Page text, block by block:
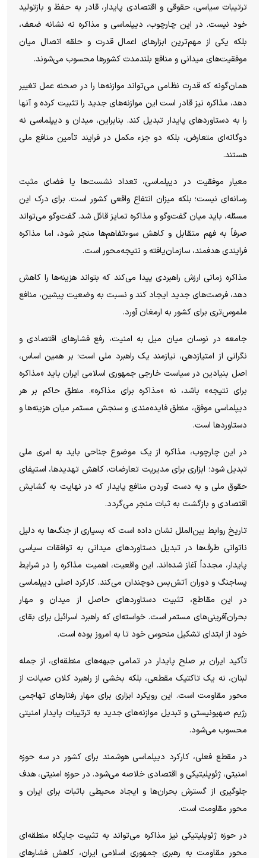
ترتیبات سیاسی، حقوقی و اقتصادی پایدار، قادر به حفظ و بازتولید
خود نیست. در این چارچوب، دیپلماسی و مذاکره نه نشانه ضعف،
بلکه یکی از مهم‌ترین ابزار‌های اعمال قدرت و حلقه اتصال میان
موفقیت‌های میدانی و منافع بلندمدت کشور‌ها محسوب می‌شوند.
همان‌گونه که قدرت نظامی می‌تواند موازنه‌ها را در صحنه عمل تغییر
دهد، مذاکره نیز قادر است این موازنه‌های جدید را تثبیت کرده و آنها
را به دستاورد‌های پایدار تبدیل کند. بنابراین، میدان و دیپلماسی نه
دوگانه‌ای متعارض، بلکه دو جزء مکمل در فرایند تأمین منافع ملی
هستند.
معیار موفقیت در دیپلماسی، تعداد نشست‌ها یا فضای مثبت
رسانه‌ای نیست؛ بلکه میزان انتفاع واقعی کشور است. برای درک این
مسئله، باید میان گفت‌و‌گو و مذاکره تمایز قائل شد. گفت‌و‌گو می‌تواند
صرفاً به فهم متقابل و کاهش سوءتفاهم‌ها منجر شود، اما مذاکره
فرایندی هدفمند، سازمان‌یافته و نتیجه‌محور است.
مذاکره زمانی ارزش راهبردی پیدا می‌کند که بتواند هزینه‌ها را کاهش
دهد، فرصت‌های جدید ایجاد کند و نسبت به وضعیت پیشین، منافع
ملموس‌تری برای کشور به ارمغان آورد.
جامعه در نوسان میان میل به امنیت، رفع فشار‌های اقتصادی و
نگرانی از امتیازدهی، نیازمند یک راهبرد ملی است؛ بر همین اساس،
اصل بنیادین در سیاست خارجی جمهوری اسلامی ایران باید «مذاکره
برای نتیجه» باشد، نه «مذاکره برای مذاکره». منطق حاکم بر هر
دیپلماسی موفق، منطق فایده‌مندی و سنجش مستمر میان هزینه‌ها و
دستاورد‌ها است.
در این چارچوب، مذاکره از یک موضوع جناحی باید به امری ملی
تبدیل شود؛ ابزاری برای مدیریت تعارضات، کاهش تهدیدها، استیفای
حقوق ملی و به دست آوردن منافع پایدار که در نهایت به گشایش
اقتصادی و بازگشت به ثبات منجر می‌گردد.
تاریخ روابط بین‌الملل نشان داده است که بسیاری از جنگ‌ها به دلیل
ناتوانی طرف‌ها در تبدیل دستاورد‌های میدانی به توافقات سیاسی
پایدار، مجدداً آغاز شده‌اند. این واقعیت، اهمیت مذاکره را در شرایط
پساجنگ و دوران آتش‌بس دوچندان می‌کند. کارکرد اصلی دیپلماسی
در این مقاطع، تثبیت دستاورد‌های حاصل از میدان و مهار
بحران‌آفرینی‌های مستمر است. خواسته‌ای که راهبرد اسرائیل برای بقای
خود از ابتدای تشکیل منحوس خود تا به امروز بوده است.
تأکید ایران بر صلح پایدار در تمامی جبهه‌های منطقه‌ای، از جمله
لبنان، نه یک تاکتیک مقطعی، بلکه بخشی از راهبرد کلان صیانت از
محور مقاومت است. این رویکرد ابزاری برای مهار رفتار‌های تهاجمی
رژیم صهیونیستی و تبدیل موازنه‌های جدید به ترتیبات پایدار امنیتی
محسوب می‌شود.
در مقطع فعلی، کارکرد دیپلماسی هوشمند برای کشور در سه حوزه
امنیتی، ژئوپلیتیکی و اقتصادی خلاصه می‌شود. در حوزه امنیتی، هدف
جلوگیری از گسترش بحران‌ها و ایجاد محیطی باثبات برای ایران و
محور مقاومت است.
در حوزه ژئوپلیتیکی نیز مذاکره می‌تواند به تثبیت جایگاه منطقه‌ای
محور مقاومت به رهبری جمهوری اسلامی ایران، کاهش فشار‌های